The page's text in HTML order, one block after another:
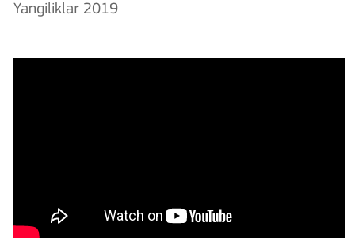
Yangiliklar 2019